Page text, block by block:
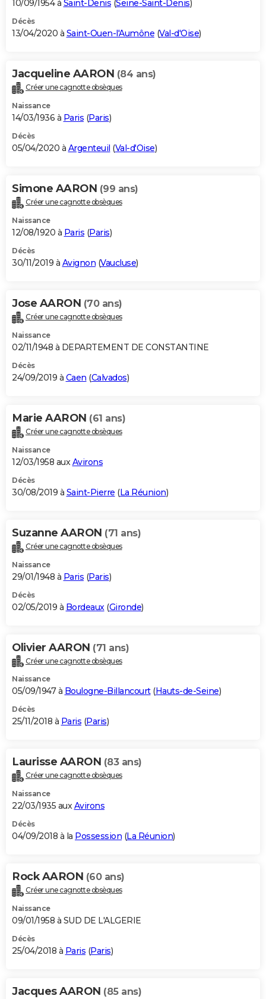
10/09/1954 à Saint-Denis (Seine-Saint-Denis)
Décès
13/04/2020 à Saint-Ouen-l'Aumône (Val-d'Oise)
Jacqueline AARON (84 ans)
Créer une cagnotte obsèques
Naissance
14/03/1936 à Paris (Paris)
Décès
05/04/2020 à Argenteuil (Val-d'Oise)
Simone AARON (99 ans)
Créer une cagnotte obsèques
Naissance
12/08/1920 à Paris (Paris)
Décès
30/11/2019 à Avignon (Vaucluse)
Jose AARON (70 ans)
Créer une cagnotte obsèques
Naissance
02/11/1948 à DEPARTEMENT DE CONSTANTINE
Décès
24/09/2019 à Caen (Calvados)
Marie AARON (61 ans)
Créer une cagnotte obsèques
Naissance
12/03/1958 auxAvirons
Décès
30/08/2019 à Saint-Pierre (La Réunion)
Suzanne AARON (71 ans)
Créer une cagnotte obsèques
Naissance
29/01/1948 à Paris (Paris)
Décès
02/05/2019 à Bordeaux (Gironde)
Olivier AARON (71 ans)
Créer une cagnotte obsèques
Naissance
05/09/1947 à Boulogne-Billancourt(Hauts-de-Seine)
Décès
25/11/2018 à Paris (Paris)
Laurisse AARON (83 ans)
Créer une cagnotte obsèques
Naissance
22/03/1935 auxAvirons
Décès
04/09/2018 à la Possession (La Réunion)
Rock AARON (60 ans)
Créer une cagnotte obsèques
Naissance
09/01/1958 à SUD DE L'ALGERIE
Décès
25/04/2018 à Paris (Paris)
Jacques AARON (85 ans)